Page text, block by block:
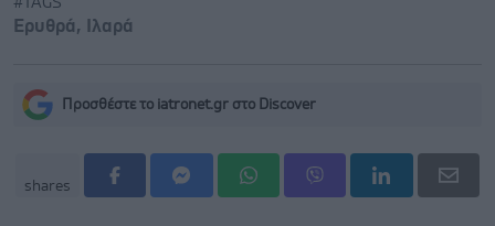
Ερυθρά, Ιλαρά
Προσθέστε το iatronet.gr στο Discover
shares